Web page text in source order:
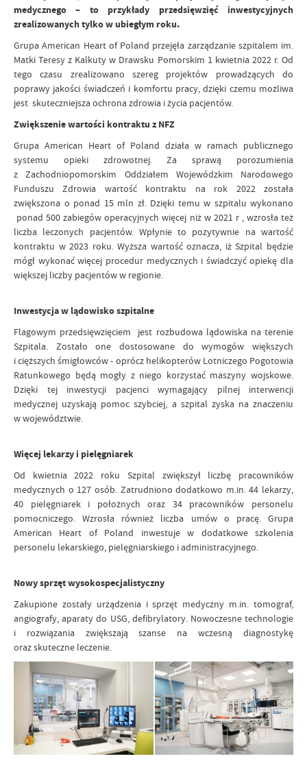
medycznego – to przykłady przedsięwzięć inwestycyjnych
zrealizowanych tylko w ubiegłym roku.
Grupa American Heart of Poland przejęła zarządzanie szpitalem im.
Matki Teresy z Kalkuty w Drawsku Pomorskim 1 kwietnia 2022 r. Od
tego czasu zrealizowano szereg projektów prowadzących do
poprawy jakości świadczeń i komfortu pracy, dzięki czemu możliwa
jest skuteczniejsza ochrona zdrowia i życia pacjentów.
Zwiększenie wartości kontraktu z NFZ
Grupa American Heart of Poland działa w ramach publicznego
systemu opieki zdrowotnej. Za sprawą porozumienia
z Zachodniopomorskim Oddziałem Wojewódzkim Narodowego
Funduszu Zdrowia wartość kontraktu na rok 2022 została
zwiększona o ponad 15 mln zł. Dzięki temu w szpitalu wykonano
ponad 500 zabiegów operacyjnych więcej niż w 2021 r , wzrosła też
liczba leczonych pacjentów. Wpłynie to pozytywnie na wartość
kontraktu w 2023 roku. Wyższa wartość oznacza, iż Szpital będzie
mógł wykonać więcej procedur medycznych i świadczyć opiekę dla
większej liczby pacjentów w regionie.
Inwestycja w lądowisko szpitalne
Flagowym przedsięwzięciem jest rozbudowa lądowiska na terenie
Szpitala. Zostało one dostosowane do wymogów większych
i cięższych śmigłowców - oprócz helikopterów Lotniczego Pogotowia
Ratunkowego będą mogły z niego korzystać maszyny wojskowe.
Dzięki tej inwestycji pacjenci wymagający pilnej interwencji
medycznej uzyskają pomoc szybciej, a szpital zyska na znaczeniu
w województwie.
Więcej lekarzy i pielęgniarek
Od kwietnia 2022 roku Szpital zwiększył liczbę pracowników
medycznych o 127 osób. Zatrudniono dodatkowo m.in. 44 lekarzy,
40 pielęgniarek i położnych oraz 34 pracowników personelu
pomocniczego. Wzrosła również liczba umów o pracę. Grupa
American Heart of Poland inwestuje w dodatkowe szkolenia
personelu lekarskiego, pielęgniarskiego i administracyjnego.
Nowy sprzęt wysokospecjalistyczny
Zakupione zostały urządzenia i sprzęt medyczny m.in. tomograf,
angiografy, aparaty do USG, defibrylatory. Nowoczesne technologie
i rozwiązania zwiększają szanse na wczesną diagnostykę
oraz skuteczne leczenie.